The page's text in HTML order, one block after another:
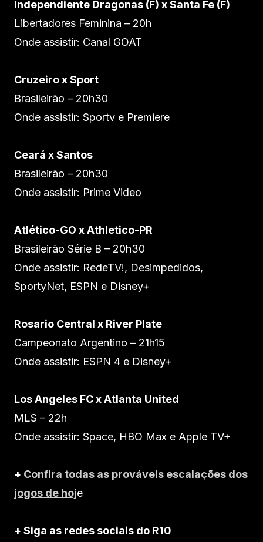
Independiente Dragonas (F) x Santa Fe (F)
Libertadores Feminina – 20h
Onde assistir: Canal GOAT
Cruzeiro x Sport
Brasileirão – 20h30
Onde assistir: Sportv e Premiere
Ceará x Santos
Brasileirão – 20h30
Onde assistir: Prime Video
Atlético-GO x Athletico-PR
Brasileirão Série B – 20h30
Onde assistir: RedeTV!, Desimpedidos,
SportyNet, ESPN e Disney+
Rosario Central x River Plate
Campeonato Argentino – 21h15
Onde assistir: ESPN 4 e Disney+
Los Angeles FC x Atlanta United
MLS – 22h
Onde assistir: Space, HBO Max e Apple TV+
+ Confira todas as prováveis escalações dos
jogos de hoje
+ Siga as redes sociais do R10